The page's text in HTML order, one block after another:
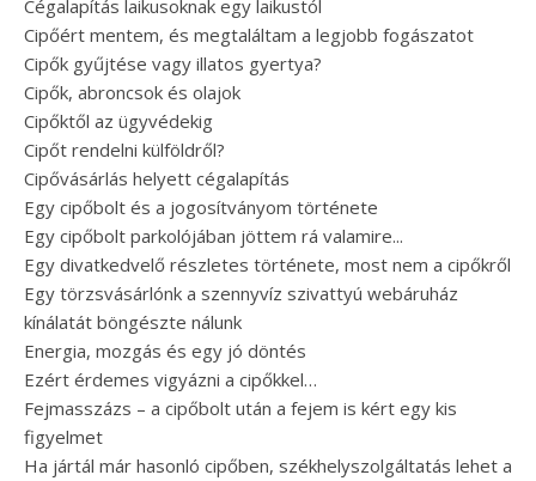
Cégalapítás laikusoknak egy laikustól
Cipőért mentem, és megtaláltam a legjobb fogászatot
Cipők gyűjtése vagy illatos gyertya?
Cipők, abroncsok és olajok
Cipőktől az ügyvédekig
Cipőt rendelni külföldről?
Cipővásárlás helyett cégalapítás
Egy cipőbolt és a jogosítványom története
Egy cipőbolt parkolójában jöttem rá valamire...
Egy divatkedvelő részletes története, most nem a cipőkről
Egy törzsvásárlónk a szennyvíz szivattyú webáruház
kínálatát böngészte nálunk
Energia, mozgás és egy jó döntés
Ezért érdemes vigyázni a cipőkkel…
Fejmasszázs – a cipőbolt után a fejem is kért egy kis
figyelmet
Ha jártál már hasonló cipőben, székhelyszolgáltatás lehet a